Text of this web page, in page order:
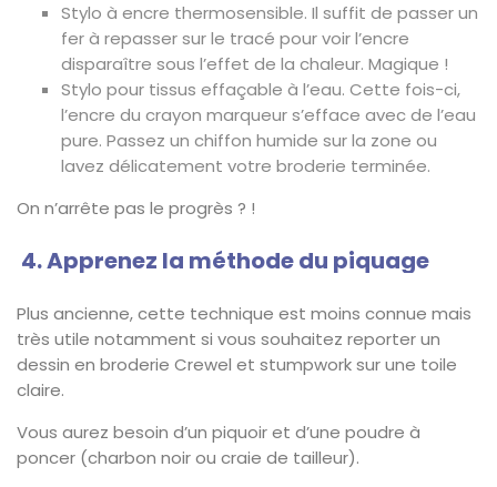
Stylo à encre thermosensible. Il suffit de passer un
fer à repasser sur le tracé pour voir l’encre
disparaître sous l’effet de la chaleur. Magique !
Stylo pour tissus effaçable à l’eau. Cette fois-ci,
l’encre du crayon marqueur s’efface avec de l’eau
pure. Passez un chiffon humide sur la zone ou
lavez délicatement votre broderie terminée.
On n’arrête pas le progrès ? !
4. Apprenez la méthode du piquage
Plus ancienne, cette technique est moins connue mais
très utile notamment si vous souhaitez reporter un
dessin en broderie Crewel et stumpwork sur une toile
claire.
Vous aurez besoin d’un piquoir et d’une poudre à
poncer (charbon noir ou craie de tailleur).